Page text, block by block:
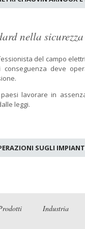
nella
del campo
conseguenza deve
lavorare in
leggi.
SUGLI
Industria